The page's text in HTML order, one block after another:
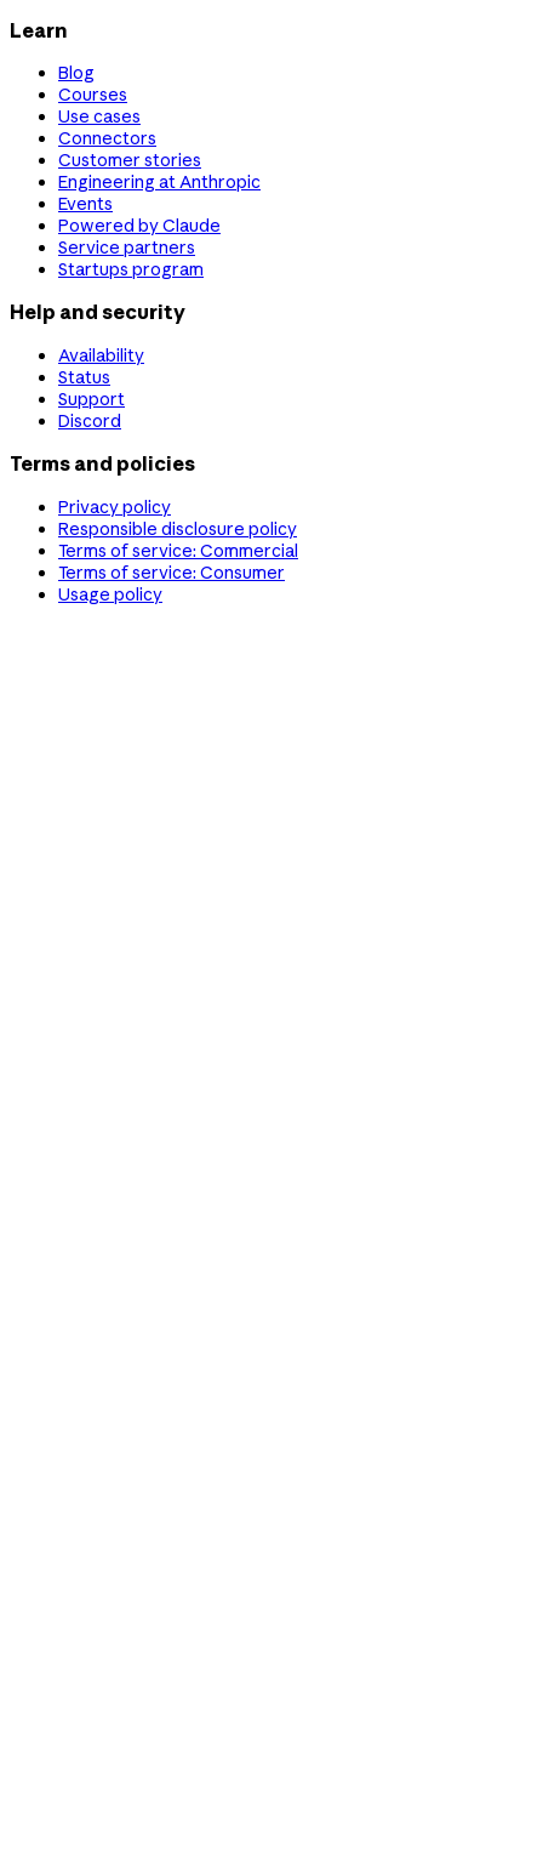
Learn
Blog
Courses
Use cases
Connectors
Customer stories
Engineering at Anthropic
Events
Powered by Claude
Service partners
Startups program
Help and security
Availability
Status
Support
Discord
Terms and policies
Privacy policy
Responsible disclosure policy
Terms of service: Commercial
Terms of service: Consumer
Usage policy